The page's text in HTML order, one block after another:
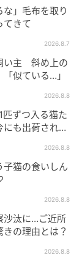
な」毛布を取り
てきて
2026.8.7
い主 斜め上の
似ている…」
2026.8.8
匹ずつ入る猫た
も出荷されそ
2026.8.8
子猫の食いしん
2026.8.8
沙汰に…ご近所
の理由とは？
2026.8.8